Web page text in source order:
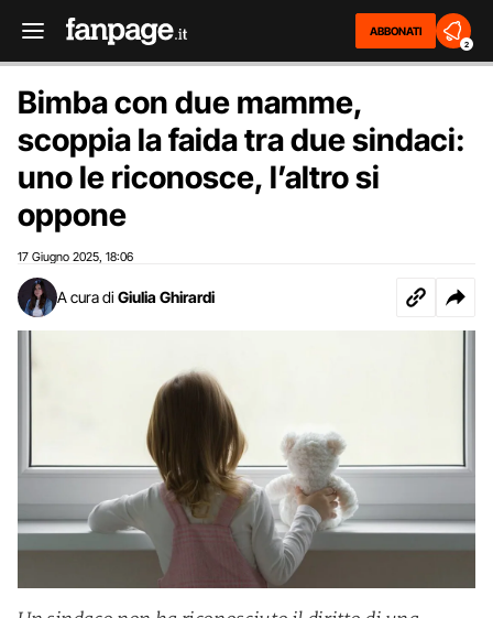
ABBONATI
2
Bimba con due mamme,
scoppia la faida tra due sindaci:
uno le riconosce, l’altro si
oppone
17 Giugno 2025 18:06
A cura di Giulia Ghirardi